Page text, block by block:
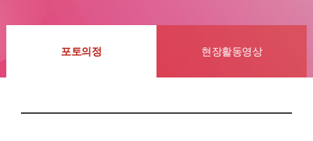
포토의정 현장활동영상